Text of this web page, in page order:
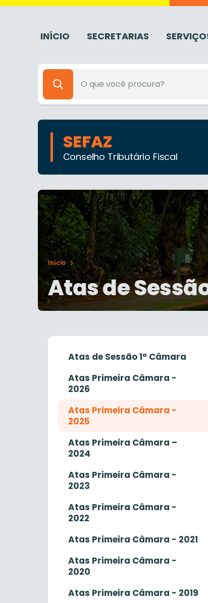
INÍCIO SECRETARIAS
SEFAZ
Conselho Tributário Fiscal
Início
Atas de
Atas de Sessão 1ª Câmara
Atas Primeira Câmara -
2026
Atas Primeira Câmara -
2025
Atas Primeira Câmara –
2024
Atas Primeira Câmara -
2023
Atas Primeira Câmara -
2022
Atas Primeira Câmara - 2021
Atas Primeira Câmara -
2020
Atas Primeira Câmara - 2019